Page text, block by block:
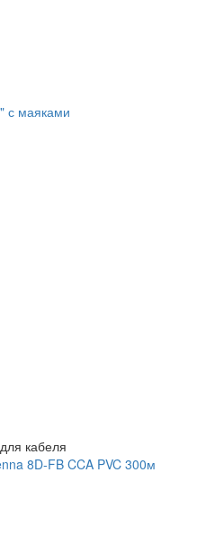
с маяками
кабеля
8D-FB CCA PVC 300м